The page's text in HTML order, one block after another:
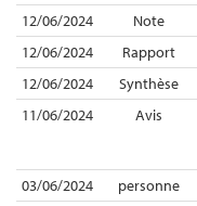
12/06/2024
Note
12/06/2024
Rapport
12/06/2024
Synthèse
11/06/2024
Avis
03/06/2024
personne